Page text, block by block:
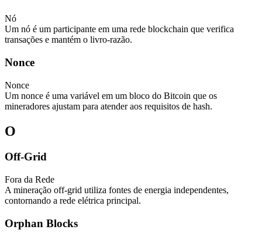
Nó
Um nó é um participante em uma rede blockchain que verifica
transações e mantém o livro-razão.
Nonce
Nonce
Um nonce é uma variável em um bloco do Bitcoin que os
mineradores ajustam para atender aos requisitos de hash.
O
Off-Grid
Fora da Rede
A mineração off-grid utiliza fontes de energia independentes,
contornando a rede elétrica principal.
Orphan Blocks